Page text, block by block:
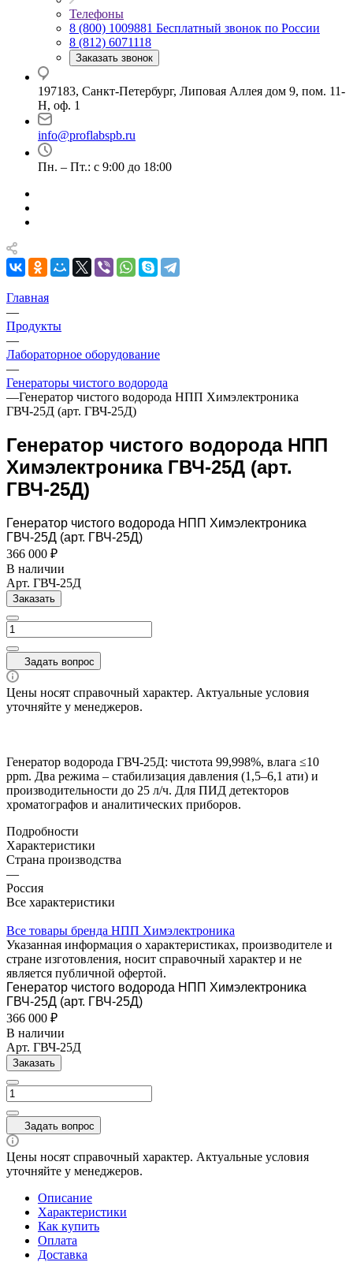
Телефоны
8 (800) 1009881 Бесплатный звонок по России
8 (812) 6071118
Заказать звонок
197183, Санкт-Петербург, Липовая Аллея дом 9, пом. 11-
Н, оф. 1
info@proflabspb.ru
Пн. – Пт.: с 9:00 до 18:00
Главная
—
Продукты
—
Лабораторное оборудование
—
Генераторы чистого водорода
—Генератор чистого водорода НПП Химэлектроника
ГВЧ-25Д (арт. ГВЧ-25Д)
Генератор чистого водорода НПП
Химэлектроника ГВЧ-25Д (арт.
ГВЧ-25Д)
Генератор чистого водорода НПП Химэлектроника
ГВЧ-25Д (арт. ГВЧ-25Д)
366 000 ₽
В наличии
Арт. ГВЧ-25Д
Заказать
Задать вопрос
Цены носят справочный характер. Актуальные условия
уточняйте у менеджеров.
Генератор водорода ГВЧ-25Д: чистота 99,998%, влага ≤10
ppm. Два режима – стабилизация давления (1,5–6,1 ати) и
производительности до 25 л/ч. Для ПИД детекторов
хроматографов и аналитических приборов.
Подробности
Характеристики
Страна производства
—
Россия
Все характеристики
Все товары бренда НПП Химэлектроника
Указанная информация о характеристиках, производителе и
стране изготовления, носит справочный характер и не
является публичной офертой.
Генератор чистого водорода НПП Химэлектроника
ГВЧ-25Д (арт. ГВЧ-25Д)
366 000 ₽
В наличии
Арт. ГВЧ-25Д
Заказать
Задать вопрос
Цены носят справочный характер. Актуальные условия
уточняйте у менеджеров.
Описание
Характеристики
Как купить
Оплата
Доставка